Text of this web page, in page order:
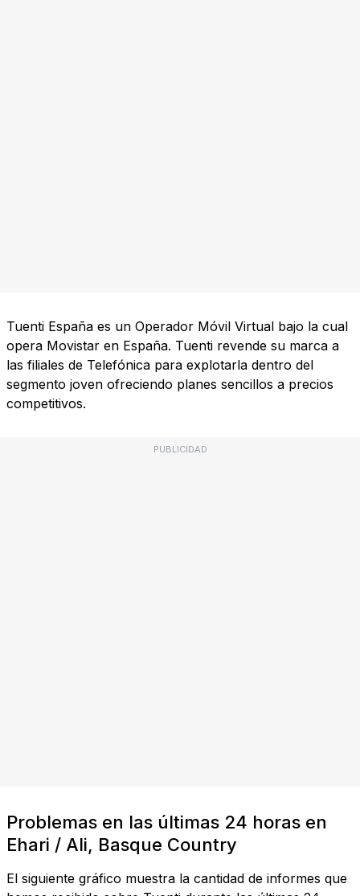
Tuenti España es un Operador Móvil Virtual bajo la cual
opera Movistar en España. Tuenti revende su marca a
las filiales de Telefónica para explotarla dentro del
segmento joven ofreciendo planes sencillos a precios
competitivos.
PUBLICIDAD
Problemas en las últimas 24 horas en
Ehari / Ali, Basque Country
El siguiente gráfico muestra la cantidad de informes que